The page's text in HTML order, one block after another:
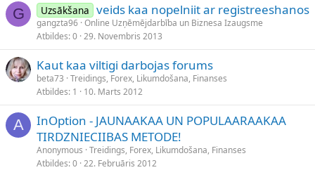
G Uzsākšana veids kaa nopelniit ar registreeshanos
gangzta96 Online Uzņēmējdarbība un Biznesa Izaugsme
Atbildes 0 29. Novembris 2013
Kaut kaa viltigi darbojas forums
beta73 Treidings, Forex, Likumdošana, Finanses
Atbildes 1 10. Marts 2012
A
InOption - JAUNAAKAA UN POPULAARAAKAA
TIRDZNIECIIBAS METODE!
Anonymous Treidings, Forex, Likumdošana, Finanses
Atbildes 0 22. Februāris 2012